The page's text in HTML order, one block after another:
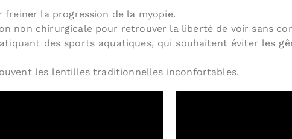
la progression de la myopie.
non chirurgicale pour retrouver la liberté de voir sans
des sports aquatiques, qui souhaitent éviter les
les lentilles traditionnelles inconfortables.